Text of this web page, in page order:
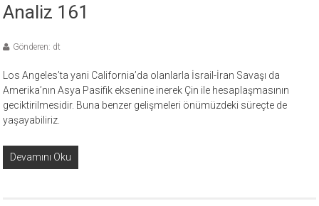
Analiz 161
Gönderen: dt
Los Angeles’ta yani California’da olanlarla İsrail-İran Savaşı da
Amerika’nın Asya Pasifik eksenine inerek Çin ile hesaplaşmasının
geciktirilmesidir. Buna benzer gelişmeleri önümüzdeki süreçte de
yaşayabiliriz.
Devamını Oku